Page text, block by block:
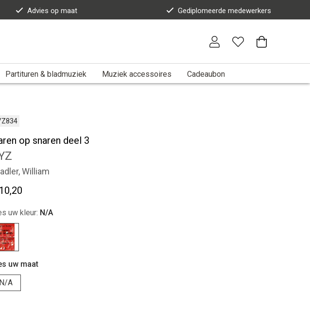
Advies op maat Gediplomeerde medewerkers
Partituren & bladmuziek Muziek accessoires Cadeaubon
op snaren deel 3
William
uw kleur: N/A
uw maat
N/A